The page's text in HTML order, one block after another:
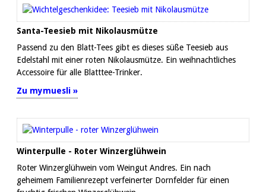
Santa-Teesieb mit Nikolausmütze
Passend zu den Blatt-Tees gibt es dieses süße Teesieb aus
Edelstahl mit einer roten Nikolausmütze. Ein weihnachtliches
Accessoire für alle Blatttee-Trinker.
Zu mymuesli »
Winterpulle - Roter Winzerglühwein
Roter Winzerglühwein vom Weingut Andres. Ein nach
geheimem Familienrezept verfeinerter Dornfelder für einen